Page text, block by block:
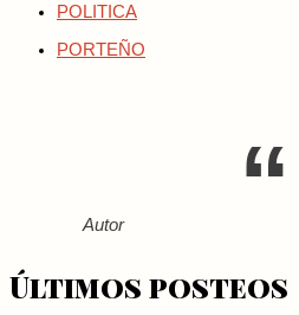
POLITICA
PORTEÑO
Autor
Últimos posteos